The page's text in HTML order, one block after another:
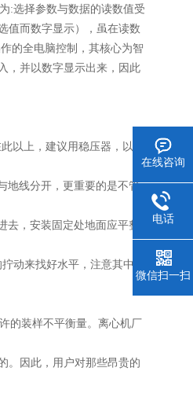
:选择参数与数据的读数值受
值而数字显示），虽在读数
的全电脑控制，其核心为智
，并以数字显示出来，因此
以上，建议用稳压器，以供
地线分开，更重要的是不管
，安装固定处地面应平整
动来找好水平，注意其中1
的装样不平衡量。离心机厂
。因此，用户对那些昂贵的
在线咨询
电话
微信扫一扫